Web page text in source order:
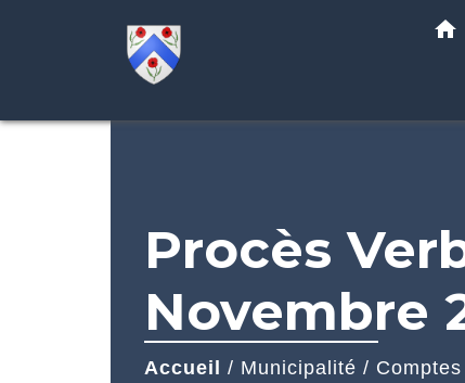
home
Procès
Novembre
Accueil / Municipalité /